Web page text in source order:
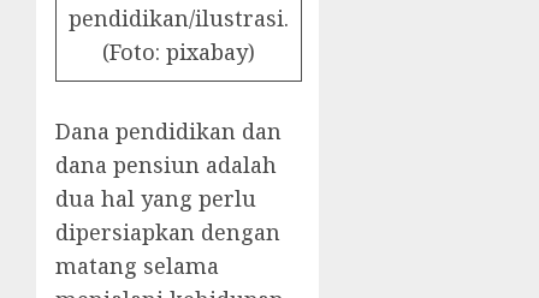
pendidikan/ilustrasi.
(Foto: pixabay)
Dana pendidikan dan
dana pensiun adalah
dua hal yang perlu
dipersiapkan dengan
matang selama